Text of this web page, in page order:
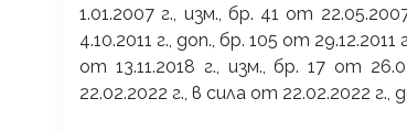
1.01.2007 г., изм., бр. 41 от
4.10.2011 г., доп., бр. 105 от
от 13.11.2018 г., изм., бр. 17 от
22.02.2022 г., в сила от 22.02.2022 г.,